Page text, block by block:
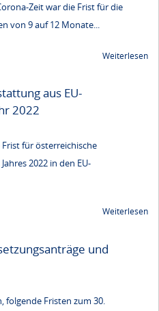
Zeit war die Frist für die
von 9 auf 12 Monate...
Weiterlesen
aus EU-
2022
für österreichische
2022 in den EU-
Weiterlesen
und
folgende Fristen zum 30.